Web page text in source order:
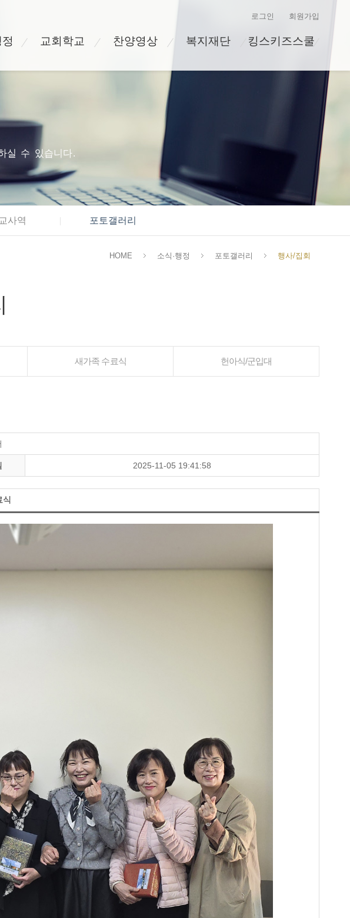
로그인 회원가입
교회학교 찬양영상 복지재단 킹스키즈스쿨
실 수 있습니다.
사역 포토갤러리
HOME 소식·행정 포토갤러리 행사/집회
새가족 수료식 헌아식/군입대
2025-11-05 19:41:58
식